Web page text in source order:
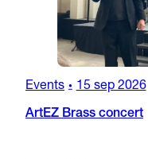
Events • 15 sep 2026
ArtEZ Brass concert